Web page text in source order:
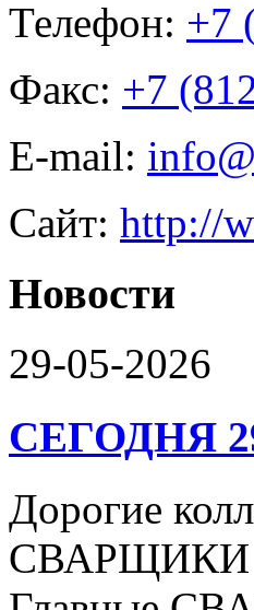
Телефон: +7
Факс: +7
E-mail:
Сайт: http://
Новости
29-05-2026
СЕГОДНЯ
Дорогие
СВАРЩИКИ